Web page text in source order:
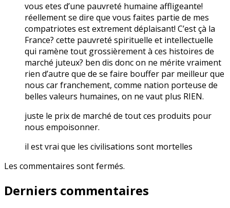
vous etes d’une pauvreté humaine affligeante!
réellement se dire que vous faites partie de mes
compatriotes est extrement déplaisant! C’est çà la
France? cette pauvreté spirituelle et intellectuelle
qui ramène tout grossièrement à ces histoires de
marché juteux? ben dis donc on ne mérite vraiment
rien d’autre que de se faire bouffer par meilleur que
nous car franchement, comme nation porteuse de
belles valeurs humaines, on ne vaut plus RIEN.
juste le prix de marché de tout ces produits pour
nous empoisonner.
il est vrai que les civilisations sont mortelles
Les commentaires sont fermés.
Derniers commentaires